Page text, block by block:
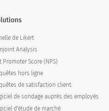
de Likert
Analysis
Promoter Score (NPS)
hors ligne
de satisfaction client
de sondage auprès des employés
d'étude de marché